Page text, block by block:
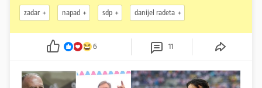
zadar napad sdp danijel radeta
6 11